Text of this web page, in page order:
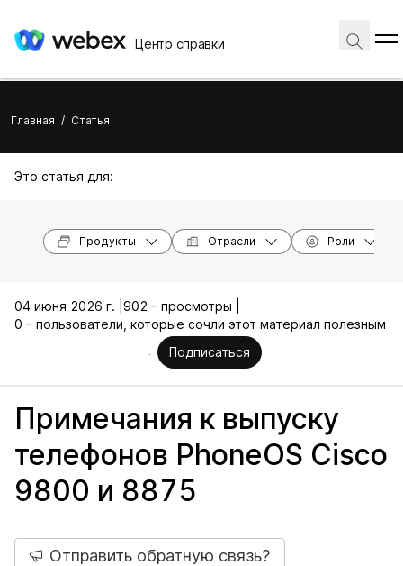
Центр справки
Главная / Статья
Это статья для:
Продукты Отрасли Роли
04 июня 2026 г. | 902 – просмотры |
0 – пользователи, которые сочли этот материал полезным
Подписаться
Примечания к выпуску
телефонов PhoneOS Cisco
9800 и 8875
Отправить обратную связь?